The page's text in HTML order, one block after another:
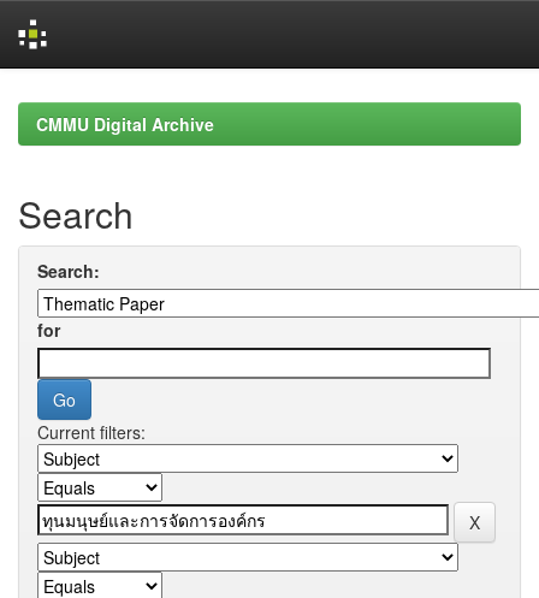
navigationCMMU Digital Archive
Search
Search:
for
Current filters: